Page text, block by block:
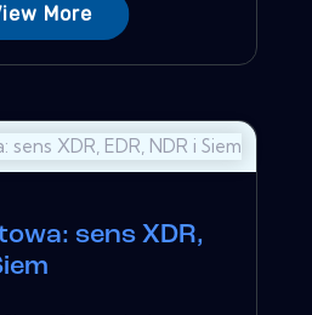
More
sens XDR,